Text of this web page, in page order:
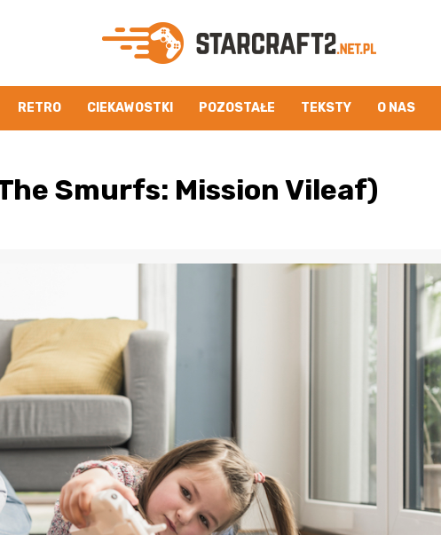
RETRO CIEKAWOSTKI POZOSTAŁE TEKSTY O NAS
Smurfs: Mission Vileaf)